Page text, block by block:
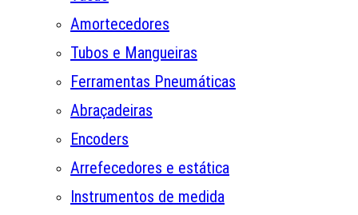
Amortecedores
Tubos e Mangueiras
Ferramentas Pneumáticas
Abraçadeiras
Encoders
Arrefecedores e estática
Instrumentos de medida